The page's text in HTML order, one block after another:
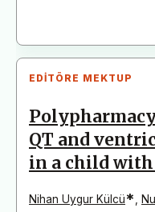
EDITÖRE MEKTUP
QT and
in a child
Nihan Uygur Külcü*